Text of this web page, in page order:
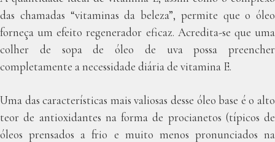
das chamadas “vitaminas da beleza”, permite que o óleo
forneça um efeito regenerador eficaz. Acredita-se que uma
colher de sopa de óleo de uva possa preencher
completamente a necessidade diária de vitamina E.
Uma das características mais valiosas desse óleo base é o alto
teor de antioxidantes na forma de procianetos (típicos de
óleos prensados a frio e muito menos pronunciados na